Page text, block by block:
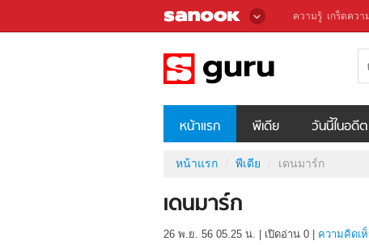
ความรู้ เกร็ดควา
หน้าแรก พีเดีย วันนี้ในอดีต
หน้าแรก พีเดีย เดนมาร์ก
เดนมาร์ก
26 พ.ย. 56 05.25 น. เปิดอ่าน 0 ความคิดเ